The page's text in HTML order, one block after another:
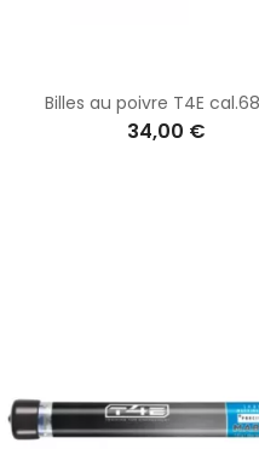
Billes au poivre T4E
34,00 €